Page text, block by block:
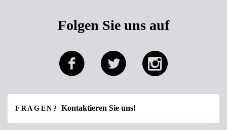
Folgen Sie uns auf
FRAGEN?Kontaktieren Sie uns!